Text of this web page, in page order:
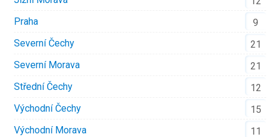
Praha
9
Severní Čechy
21
Severní Morava
21
Střední Čechy
12
Východní Čechy
15
Východní Morava
11